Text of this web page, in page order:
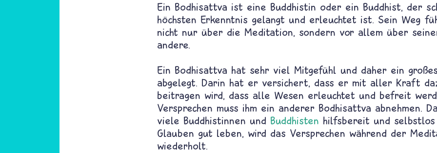
Ein Bodhisattva ist eine Buddhistin oder ein Buddhist, der
höchsten Erkenntnis gelangt und erleuchtet ist. Sein Weg
nicht nur über die Meditation, sondern vor allem über
andere.
Ein Bodhisattva hat sehr viel Mitgefühl und daher ein
abgelegt. Darin hat er versichert, dass er mit aller Kraft
beitragen wird, dass alle Wesen erleuchtet und befreit
Versprechen muss ihm ein anderer Bodhisattva abnehmen.
viele Buddhistinnen und Buddhisten hilfsbereit und
Glauben gut leben, wird das Versprechen während der
wiederholt.